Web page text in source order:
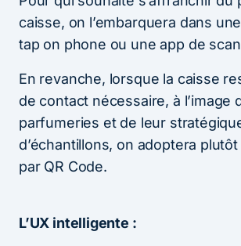
caisse, on l’embarquera dans
tap on phone ou une app de
En revanche, lorsque la caisse
de contact nécessaire, à l’image
parfumeries et de leur
d’échantillons, on adoptera
par QR Code.
L’UX intelligente :